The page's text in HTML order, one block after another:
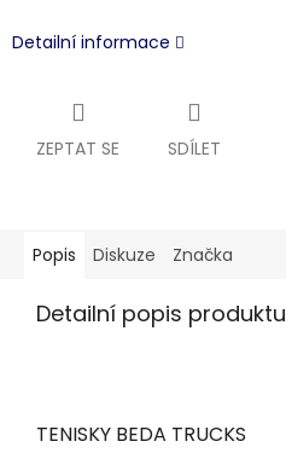
Detailní informace
ZEPTAT SE SDÍLET
Popis Diskuze Značka
Detailní popis produktu
TENISKY BEDA TRUCKS